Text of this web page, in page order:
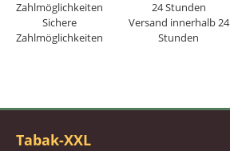
Sichere
Zahlmöglichkeiten
Versand innerhalb 24
Stunden
Tabak-XXL